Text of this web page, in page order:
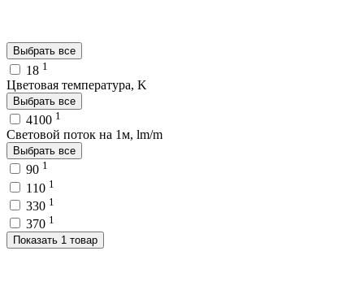
Выбрать все
18 1
Цветовая температура, K
Выбрать все
4100 1
Световой поток на 1м, lm/m
Выбрать все
90 1
110 1
330 1
370 1
Показать 1 товар